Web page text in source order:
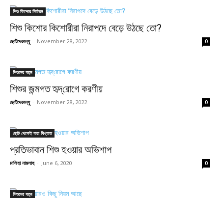
শিশু কিশোর নির্যাতন
শিশু কিশোর কিশোরীরা নিরাপদে বেড়ে উঠছে তো?
ছোটদেরবন্ধু - November 28, 2022 0
শিশুদের যত্ন
শিশুর জন্মগত হৃদ্‌রোগে করণীয়
ছোটদেরবন্ধু - November 28, 2022 0
ছোট থেকেই যারা বিখ্যাত
প্রতিভাবান শিশু হওয়ার অভিশাপ
মালিহা নামলাহ - June 6, 2020 0
শিশুদের যত্ন